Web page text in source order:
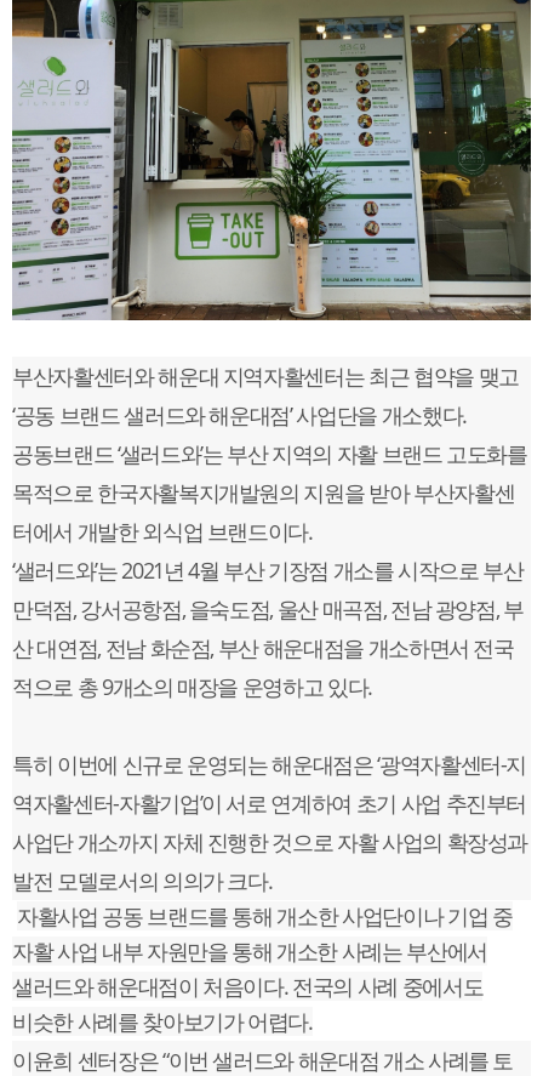
부산자활센터와 해운대 지역자활센터는 최근 협약을 맺고
‘공동 브랜드 샐러드와 해운대점’ 사업단을 개소했다.
공동브랜드 ‘샐러드와’는 부산 지역의 자활 브랜드 고도화를
목적으로 한국자활복지개발원의 지원을 받아 부산자활센
터에서 개발한 외식업 브랜드이다.
‘샐러드와’는 2021년 4월 부산 기장점 개소를 시작으로 부산
만덕점, 강서공항점, 을숙도점, 울산 매곡점, 전남 광양점, 부
산 대연점, 전남 화순점, 부산 해운대점을 개소하면서 전국
적으로 총 9개소의 매장을 운영하고 있다.
특히 이번에 신규로 운영되는 해운대점은 ‘광역자활센터-지
역자활센터-자활기업’이 서로 연계하여 초기 사업 추진부터
사업단 개소까지 자체 진행한 것으로 자활 사업의 확장성과
발전 모델로서의 의의가 크다.
자활사업 공동 브랜드를 통해 개소한 사업단이나 기업 중
자활 사업 내부 자원만을 통해 개소한 사례는 부산에서
샐러드와 해운대점이 처음이다. 전국의 사례 중에서도
비슷한 사례를 찾아보기가 어렵다.
이윤희 센터장은 “이번 샐러드와 해운대점 개소 사례를 토